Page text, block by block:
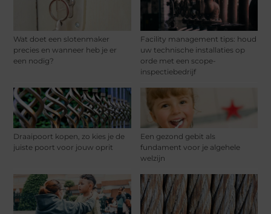
Wat doet een slotenmaker
precies en wanneer heb je er
een nodig?
Facility management tips: houd
uw technische installaties op
orde met een scope-
inspectiebedrijf
Draaipoort kopen, zo kies je de
juiste poort voor jouw oprit
Een gezond gebit als
fundament voor je algehele
welzijn